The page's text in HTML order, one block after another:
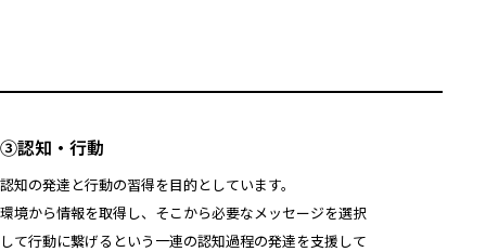
③認知・行動
認知の発達と行動の習得を目的としています。
環境から情報を取得し、そこから必要なメッセージを選択
して行動に繋げるという一連の認知過程の発達を支援して